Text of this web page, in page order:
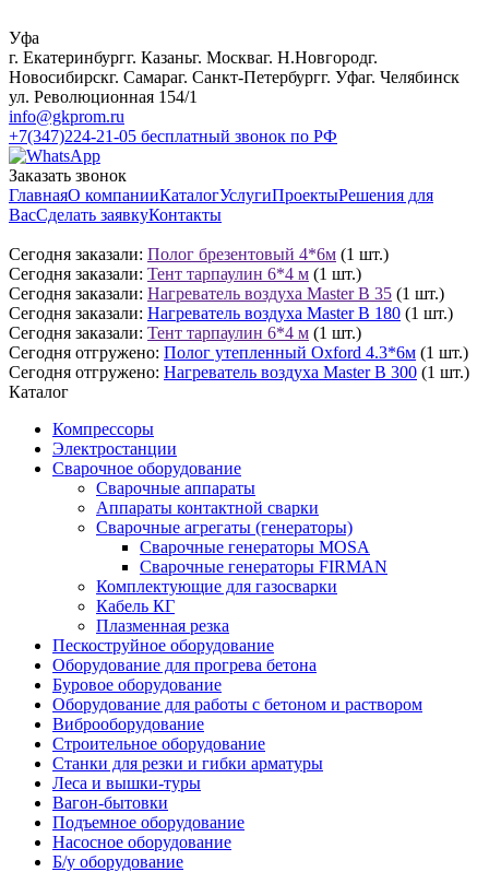
Уфа
г. Екатеринбургг. Казаньг. Москваг. Н.Новгородг.
Новосибирскг. Самараг. Санкт-Петербургг. Уфаг. Челябинск
ул. Революционная 154/1
info@gkprom.ru
+7(347)224-21-05 бесплатный звонок по РФ
Заказать звонок
ГлавнаяО компанииКаталогУслугиПроектыРешения для
ВасСделать заявкуКонтакты
Сегодня заказали: Полог брезентовый 4*6м (1 шт.)
Сегодня заказали: Тент тарпаулин 6*4 м (1 шт.)
Сегодня заказали: Нагреватель воздуха Master B 35 (1 шт.)
Сегодня заказали: Нагреватель воздуха Master B 180 (1 шт.)
Сегодня заказали: Тент тарпаулин 6*4 м (1 шт.)
Сегодня отгружено: Полог утепленный Oxford 4.3*6м (1 шт.)
Сегодня отгружено: Нагреватель воздуха Master B 300 (1 шт.)
Каталог
Компрессоры
Электростанции
Сварочное оборудование
Сварочные аппараты
Аппараты контактной сварки
Сварочные агрегаты (генераторы)
Сварочные генераторы MOSA
Сварочные генераторы FIRMAN
Комплектующие для газосварки
Кабель КГ
Плазменная резка
Пескоструйное оборудование
Оборудование для прогрева бетона
Буровое оборудование
Оборудование для работы с бетоном и раствором
Виброоборудование
Строительное оборудование
Станки для резки и гибки арматуры
Леса и вышки-туры
Вагон-бытовки
Подъемное оборудование
Насосное оборудование
Б/у оборудование